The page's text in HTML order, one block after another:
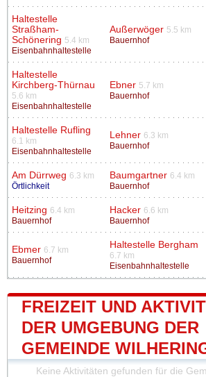
Haltestelle
Straßham-
Schönering 5.4 km
Eisenbahnhaltestelle
Außerwöger 5.5 km
Bauernhof
Haltestelle
Kirchberg-Thürnau
5.6 km
Eisenbahnhaltestelle
Ebner 5.7 km
Bauernhof
Haltestelle Rufling
6.1 km
Eisenbahnhaltestelle
Lehner 6.3 km
Bauernhof
Am Dürrweg 6.3 km
Örtlichkeit
Baumgartner 6.4 km
Bauernhof
Heitzing 6.4 km
Bauernhof
Hacker 6.6 km
Bauernhof
Ebmer 6.7 km
Bauernhof
Haltestelle Bergham
6.7 km
Eisenbahnhaltestelle
FREIZEIT UND
DER UMGEBUNG DER
GEMEINDE
Keine Aktivitäten gefunden für die